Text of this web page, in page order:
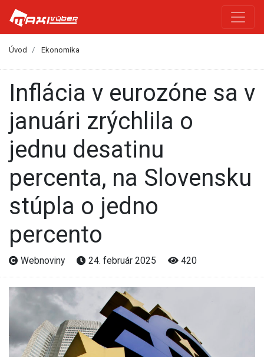
Úvod Ekonomika
Inflácia v eurozóne sa v
januári zrýchlila o
jednu desatinu
percenta, na Slovensku
stúpla o jedno
percento
Webnoviny 24. február 2025 420